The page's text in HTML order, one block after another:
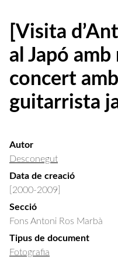
[Visita
al Japó amb
concert
guitarrista
Autor
Desconegut
Data de creació
[2000-2009]
Secció
Fons Antoni Ros Marbà
Tipus de document
Fotografia